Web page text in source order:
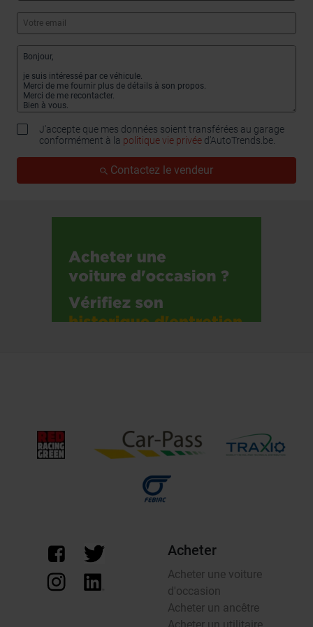
J'accepte que mes données soient transférées au garage
conformément à la politique vie privée d’AutoTrends.be.
Contactez le vendeur
Acheter
Acheter une voiture
d'occasion
Acheter un ancêtre